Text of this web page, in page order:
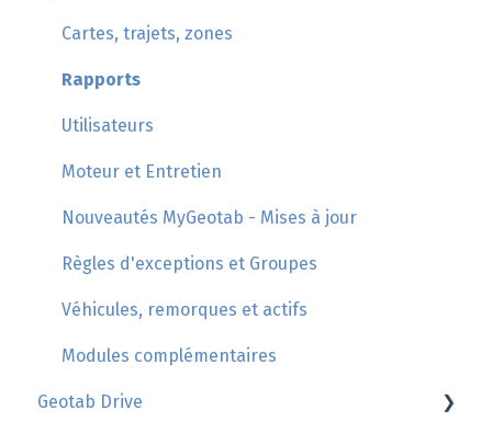
Gestion des fiches journalières (HOS/Logbook)
Réglementation des Heures de services et de
Cartes, trajets, zones
Rapports
Utilisateurs
Moteur et Entretien
Nouveautés MyGeotab - Mises à jour
Règles d'exceptions et Groupes
Véhicules, remorques et actifs
Modules complémentaires
Geotab Drive